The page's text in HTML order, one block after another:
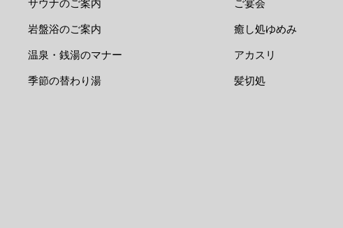
サウナのご案内
岩盤浴のご案内
温泉・銭湯のマナー
季節の替わり湯
ご宴会
癒し処ゆめみ
アカスリ
髪切処